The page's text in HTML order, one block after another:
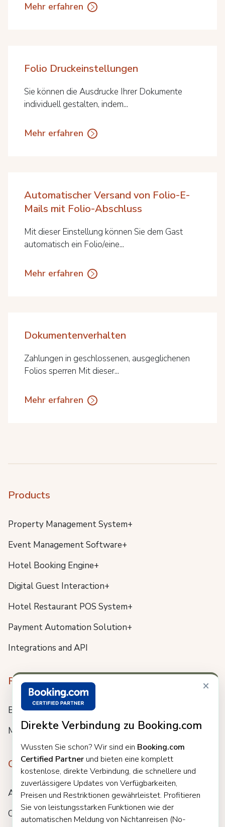
×
Direkte Verbindung zu Booking.com
Wussten Sie schon? Wir sind ein Booking.com
Certified Partnerund bieten eine komplett
kostenlose, direkte Verbindung, die schnellere und
zuverlässigere Updates von Verfügbarkeiten,
Preisen und Restriktionen gewährleistet. Profitieren
Sie von leistungsstarken Funktionen wie der
automatischen Meldung von Nichtanreisen (No-
Mehr erfahren
Folio Druckeinstellungen
Sie können die Ausdrucke Ihrer Dokumente
individuell gestalten, indem...
Mehr erfahren
Automatischer Versand von Folio-E-
Mails mit Folio-Abschluss
Mit dieser Einstellung können Sie dem Gast
automatisch ein Folio/eine...
Mehr erfahren
Dokumentenverhalten
Zahlungen in geschlossenen, ausgeglichenen
Folios sperren Mit dieser...
Mehr erfahren
Products
Property Management System+
Event Management Software+
Hotel Booking Engine+
Digital Guest Interaction+
Hotel Restaurant POS System+
Payment Automation Solution+
Integrations and API
Resources
Blog
Meet us
Company
About
Careers